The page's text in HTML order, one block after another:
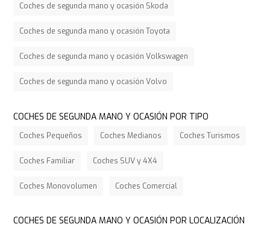
Coches de segunda mano y ocasión Skoda
Coches de segunda mano y ocasión Toyota
Coches de segunda mano y ocasión Volkswagen
Coches de segunda mano y ocasión Volvo
COCHES DE SEGUNDA MANO Y OCASIÓN POR TIPO
Coches Pequeños Coches Medianos Coches Turismos
Coches Familiar Coches SUV y 4X4
Coches Monovolumen Coches Comercial
COCHES DE SEGUNDA MANO Y OCASIÓN POR LOCALIZACIÓN